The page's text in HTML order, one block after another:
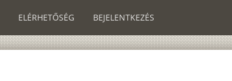
ELÉRHETŐSÉG BEJELENTKEZÉS